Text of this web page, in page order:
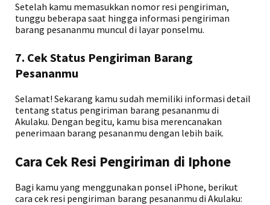
Setelah kamu memasukkan nomor resi pengiriman,
tunggu beberapa saat hingga informasi pengiriman
barang pesananmu muncul di layar ponselmu.
7. Cek Status Pengiriman Barang
Pesananmu
Selamat! Sekarang kamu sudah memiliki informasi detail
tentang status pengiriman barang pesananmu di
Akulaku. Dengan begitu, kamu bisa merencanakan
penerimaan barang pesananmu dengan lebih baik.
Cara Cek Resi Pengiriman di Iphone
Bagi kamu yang menggunakan ponsel iPhone, berikut
cara cek resi pengiriman barang pesananmu di Akulaku: